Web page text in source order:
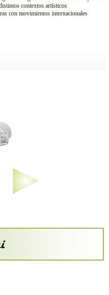
contextos artísticos
con movimientos internacionales